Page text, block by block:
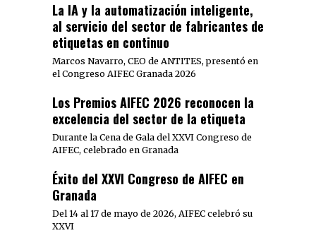
La IA y la automatización inteligente,
al servicio del sector de fabricantes de
etiquetas en continuo
Marcos Navarro, CEO de ANTITES, presentó en
el Congreso AIFEC Granada 2026
Los Premios AIFEC 2026 reconocen la
excelencia del sector de la etiqueta
Durante la Cena de Gala del XXVI Congreso de
AIFEC, celebrado en Granada
Éxito del XXVI Congreso de AIFEC en
Granada
Del 14 al 17 de mayo de 2026, AIFEC celebró su
XXVI